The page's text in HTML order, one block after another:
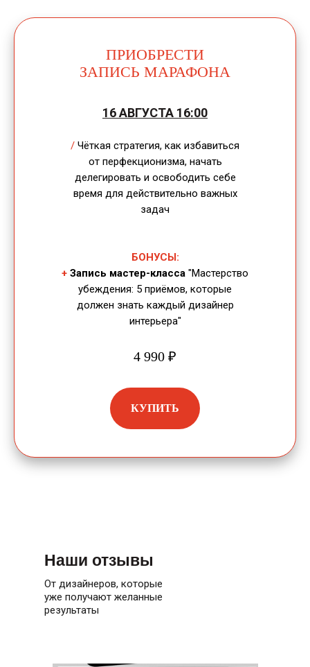
ПРИОБРЕСТИ
ЗАПИСЬ МАРАФОНА
16 АВГУСТА 16:00
/ Чёткая стратегия, как избавиться
от перфекционизма, начать
делегировать и освободить себе
время для действительно важных
задач
БОНУСЫ:
+ Запись мастер-класса "Мастерство
убеждения: 5 приёмов, которые
должен знать каждый дизайнер
интерьера"
4 990 ₽
КУПИТЬ
Наши отзывы
От дизайнеров, которые
уже получают желанные
результаты